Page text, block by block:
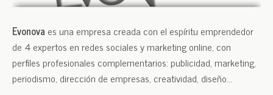
Evonova es una empresa creada con el espíritu emprendedor
de 4 expertos en redes sociales y marketing online, con
perfiles profesionales complementarios: publicidad, marketing,
periodismo, dirección de empresas, creatividad, diseño…